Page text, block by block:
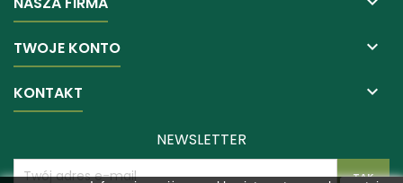
TWOJE KONTO 
KONTAKT 
NEWSLETTER